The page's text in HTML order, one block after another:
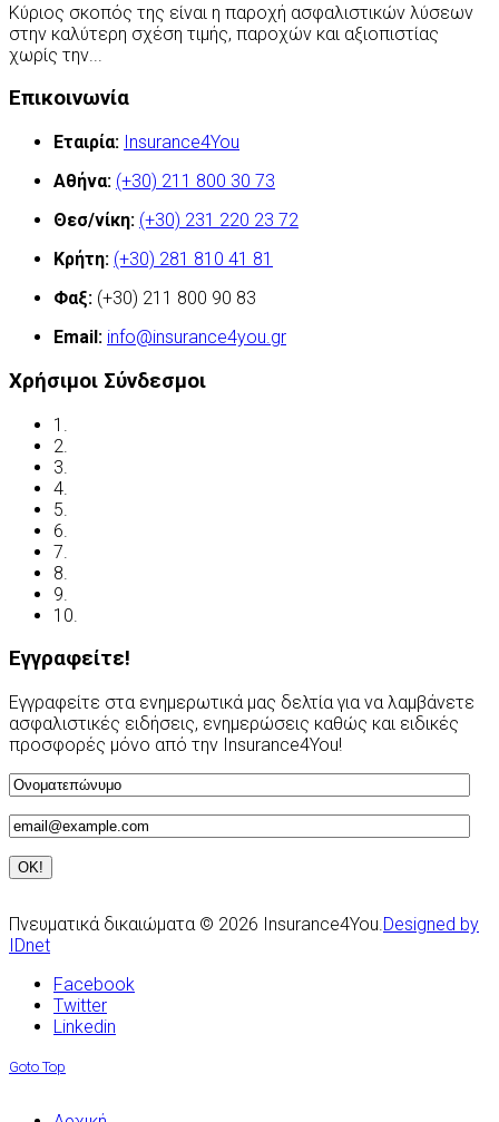
Κύριος σκοπός της είναι η παροχή ασφαλιστικών λύσεων
στην καλύτερη σχέση τιμής, παροχών και αξιοπιστίας
χωρίς την...
Επικοινωνία
Εταιρία: Insurance4You
Αθήνα: (+30) 211 800 30 73
Θεσ/νίκη: (+30) 231 220 23 72
Κρήτη: (+30) 281 810 41 81
Φαξ: (+30) 211 800 90 83
Email: info@insurance4you.gr
Χρήσιμοι Σύνδεσμοι
1.
2.
3.
4.
5.
6.
7.
8.
9.
10.
Εγγραφείτε!
Εγγραφείτε στα ενημερωτικά μας δελτία για να λαμβάνετε
ασφαλιστικές ειδήσεις, ενημερώσεις καθώς και ειδικές
προσφορές μόνο από την Insurance4You!
Πνευματικά δικαιώματα © 2026 Insurance4You.Designed by
IDnet
Facebook
Twitter
Linkedin
Goto Top